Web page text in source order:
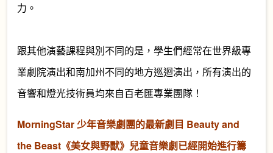
力。
跟其他演藝課程與別不同的是，學生們經常在世界級專
業劇院演出和南加州不同的地方巡迴演出，所有演出的
音響和燈光技術員均來自百老匯專業團隊！
MorningStar 少年音樂劇團的最新劇目 Beauty and
the Beast《美女與野獸》兒童音樂劇已經開始進行籌